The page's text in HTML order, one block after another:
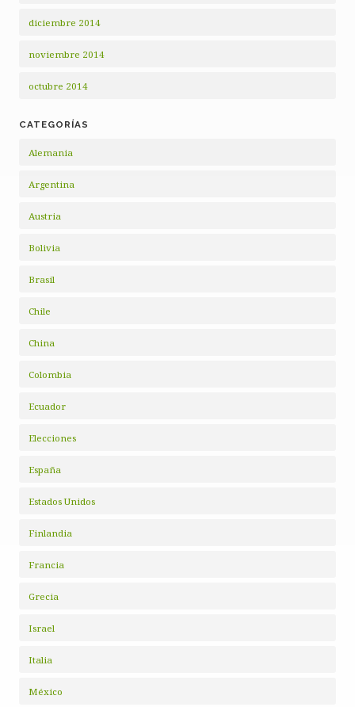
diciembre 2014
noviembre 2014
octubre 2014
CATEGORÍAS
Alemania
Argentina
Austria
Bolivia
Brasil
Chile
China
Colombia
Ecuador
Elecciones
España
Estados Unidos
Finlandia
Francia
Grecia
Israel
Italia
México